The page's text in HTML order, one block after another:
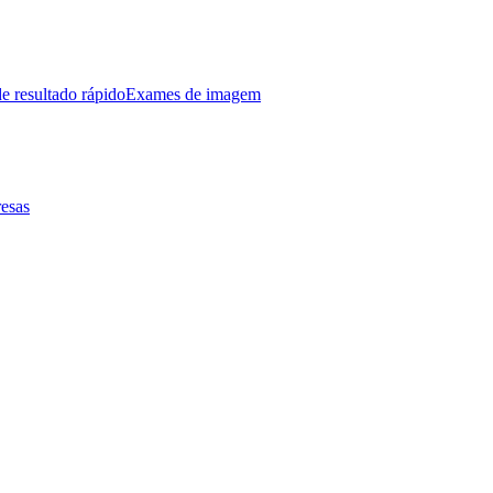
resultado rápidoExames de imagem